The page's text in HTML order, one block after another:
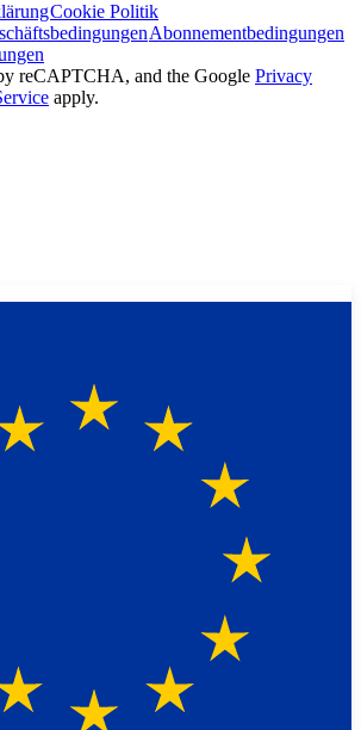
Cookie Politik
Abonnementbedingungen
reCAPTCHA, and the Google Privacy
apply.